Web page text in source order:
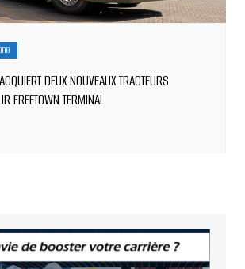
DEUX NOUVEAUX TRACTEURS
FREETOWN TERMINAL